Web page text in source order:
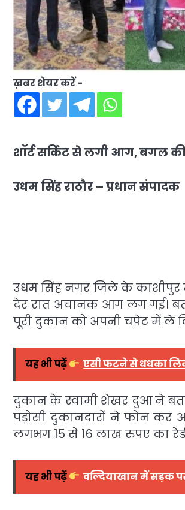
ख़बर शेयर करें -
शॉर्ट सर्किट से लगी आग, बगल की
उधम सिंह राठौर – प्रधान संपादक
उधम सिंह नगर जिले के काशीपुर
देर रात अचानक आग लग गई।
पूरी दुकान को अपनी चपेट में ले
यह भी पढ़ें एसी फटने से धधका
दुकान के स्वामी शेखर दुआ ने
पड़ोसी दुकानदारों ने फोन
लगभग 15 से 16 लाख रुपए का
यह भी पढ़ें वल्दियाखान में सड़क